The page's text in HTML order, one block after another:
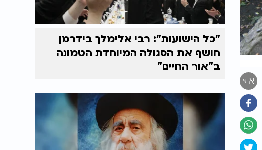
א א
"כל הישועות": רבי אלימלך בידרמן
חושף את הסגולה המיוחדת הטמונה
ב"אור החיים"